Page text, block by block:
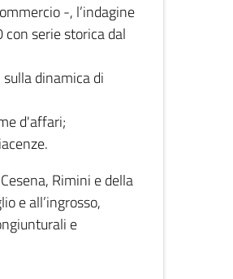
-, l’indagine
serie storica dal
dinamica di
d'affari;
Rimini e della
e all’ingrosso,
e